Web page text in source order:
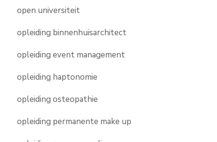
open universiteit
opleiding binnenhuisarchitect
opleiding event management
opleiding haptonomie
opleiding osteopathie
opleiding permanente make up